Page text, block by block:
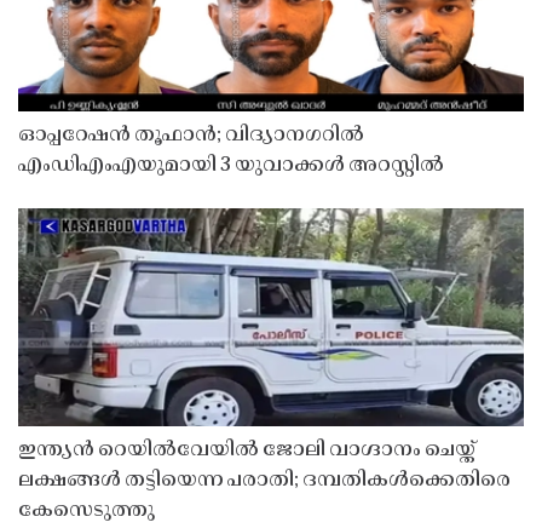
ഓപ്പറേഷൻ തൂഫാൻ; വിദ്യാനഗറിൽ
എംഡിഎംഎയുമായി 3 യുവാക്കൾ അറസ്റ്റിൽ
ഇന്ത്യൻ റെയിൽവേയിൽ ജോലി വാഗ്ദാനം ചെയ്ത്
ലക്ഷങ്ങൾ തട്ടിയെന്ന പരാതി; ദമ്പതികൾക്കെതിരെ
കേസെടുത്തു